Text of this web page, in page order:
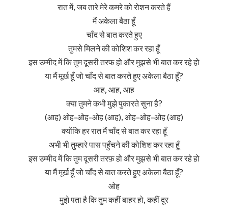
रात में, जब तारे मेरे कमरे को रोशन करते हैं
मैं अकेला बैठा हूँ
चाँद से बात करते हुए
तुमसे मिलने की कोशिश कर रहा हूँ
इस उम्मीद में कि तुम दूसरी तरफ हो और मुझसे भी बात कर रहे हो
या मैं मूर्ख हूँ जो चाँद से बात करते हुए अकेला बैठा हूँ?
आह, आह, आह
क्या तुमने कभी मुझे पुकारते सुना है?
(आह) ओह-ओह-ओह (आह), ओह-ओह-ओह (आह)
क्योंकि हर रात मैं चाँद से बात कर रहा हूँ
अभी भी तुम्हारे पास पहुँचने की कोशिश कर रहा हूँ
इस उम्मीद में कि तुम दूसरी तरफ़ हो और मुझसे भी बात कर रहे हो
या मैं मूर्ख हूँ जो चाँद से बात करते हुए अकेला बैठा हूँ?
ओह
मुझे पता है कि तुम कहीं बाहर हो, कहीं दूर